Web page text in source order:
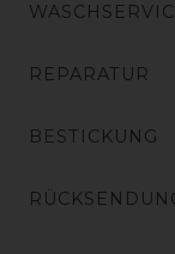
REPARATUR
BESTICKUNG